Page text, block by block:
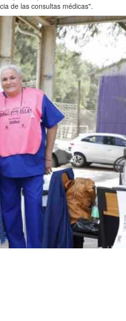
de las consultas médicas".